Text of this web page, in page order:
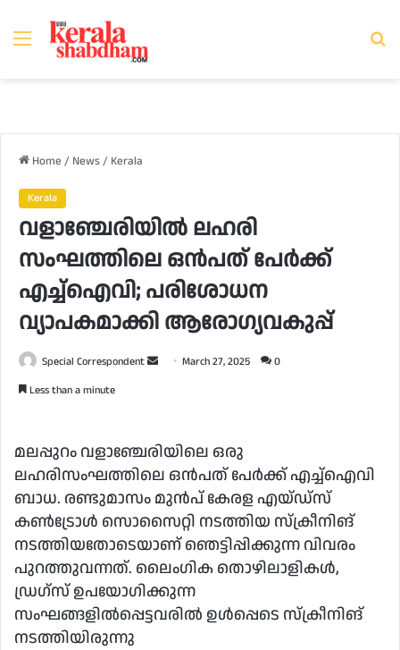
Menu
Home / News/ Kerala
Kerala
വളാഞ്ചേരിയില്‍ ലഹരി
സംഘത്തിലെ ഒന്‍പത് പേര്‍ക്ക്
എച്ച്‌ഐവി; പരിശോധന
വ്യാപകമാക്കി ആരോഗ്യവകുപ്പ്
Special Correspondent
Send March 27, 2025
0
Less than a minute
മലപ്പുറം വളാഞ്ചേരിയിലെ ഒരു
ലഹരിസംഘത്തിലെ ഒന്‍പത് പേര്‍ക്ക് എച്ച്‌ഐവി
ബാധ. രണ്ടുമാസം മുന്‍പ് കേരള എയ്ഡ്‌സ്
കണ്‍ട്രോള്‍ സൊസൈറ്റി നടത്തിയ സ്‌ക്രീനിങ്
നടത്തിയതോടെയാണ് ഞെട്ടിപ്പിക്കുന്ന വിവരം
പുറത്തുവന്നത്. ലൈംഗിക തൊഴിലാളികള്‍,
ഡ്രഗ്‌സ് ഉപയോഗിക്കുന്ന
സംഘങ്ങളില്‍പ്പെട്ടവരില്‍ ഉള്‍പ്പെടെ സ്‌ക്രീനിങ്
നടത്തിയിരുന്നു